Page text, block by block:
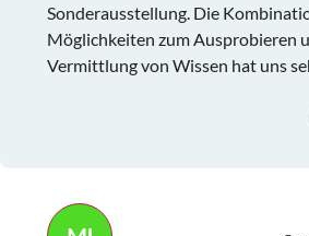
Sonderausstellung. Die
Möglichkeiten zum Ausprobieren
Vermittlung von Wissen hat uns